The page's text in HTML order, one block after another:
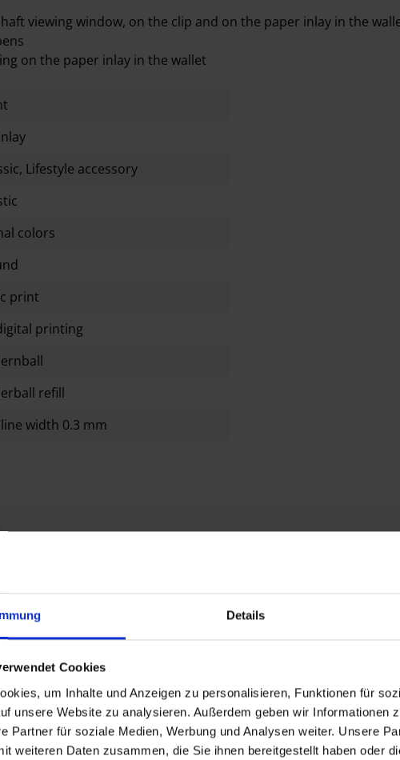
Details
Cookies
um Inhalte und Anzeigen zu personalisieren, Funktionen für
unsere Website zu analysieren. Außerdem geben wir Informationen
Partner für soziale Medien, Werbung und Analysen weiter. Unsere
weiteren Daten zusammen, die Sie ihnen bereitgestellt haben oder
viewing window, on the clip and on the paper inlay in the
on the paper inlay in the wallet
, Lifestyle accessory
colors
print
printing
refill
width 0.3 mm